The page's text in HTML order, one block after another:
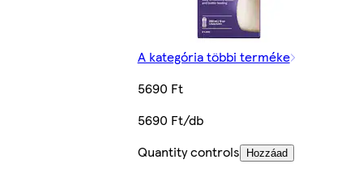
A kategória többi terméke
5690 Ft
5690 Ft/db
Quantity controls
Hozzáad